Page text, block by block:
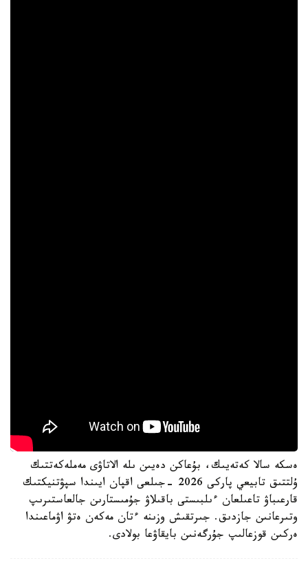
ەسكە سالا كەتەيىك، بۇعاكن دەيىن ىلە الاتاۋى مەملەكەتتىك
ۇلتتىق تابيعي پاركى 2026 -جىلعى اقپان ايىندا سپۋتنيكتىك
قارعىباۋ تاعىلعان ءىلبىستى باقىلاۋ جۇمىستارىن جالعاستىرىپ
وتىرعانىن جازدىق. جىرتقىش وزىنە ءتان مەكەن ەتۋ اۋماعىندا
ەركىن قوزعالىپ جۇرگەنىن بايقاۋعا بولادى.